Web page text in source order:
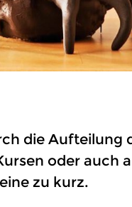
die Aufteilung
oder auch
zu kurz.